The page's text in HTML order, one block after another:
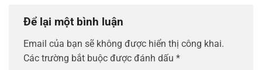
Để lại một bình luận
Email của bạn sẽ không được hiển thị công khai.
Các trường bắt buộc được đánh dấu *